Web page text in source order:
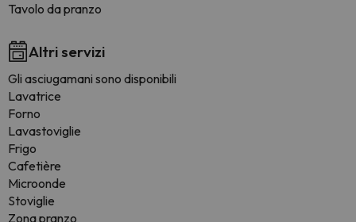
Tavolo da pranzo
Altri servizi
Gli asciugamani sono disponibili
Lavatrice
Forno
Lavastoviglie
Frigo
Cafetière
Microonde
Stoviglie
Zona pranzo